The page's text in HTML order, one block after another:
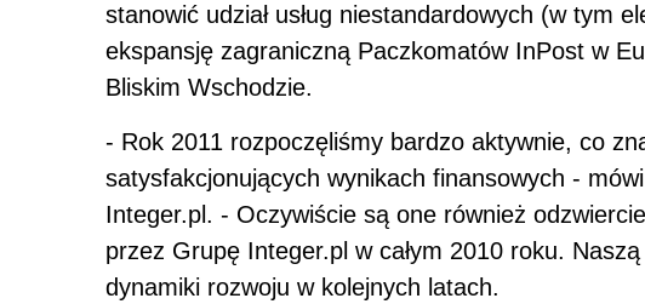
stanowić udział usług niestandardowych (w tym
ekspansję zagraniczną Paczkomatów InPost w
Bliskim Wschodzie.
- Rok 2011 rozpoczęliśmy bardzo aktywnie, co
satysfakcjonujących wynikach finansowych -
Integer.pl. - Oczywiście są one również
przez Grupę Integer.pl w całym 2010 roku.
dynamiki rozwoju w kolejnych latach.